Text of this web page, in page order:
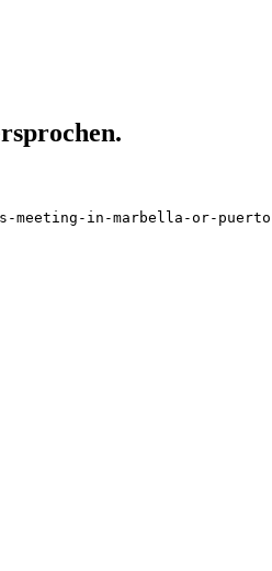
meeting-in-marbella-or-